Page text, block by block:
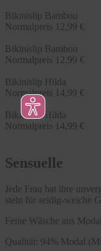
Bikinislip Bambou
Normalpreis 12,99 €
Bikinislip Bambou
Normalpreis 12,99 €
Bikinislip Hilda
Normalpreis 14,99 €
Bikinislip Hilda
Normalpreis 14,99 €
Sensuelle
Jede Frau hat ihre
steht für seidig-weiche
Feine Wäsche aus
Qualität: 94% Modal